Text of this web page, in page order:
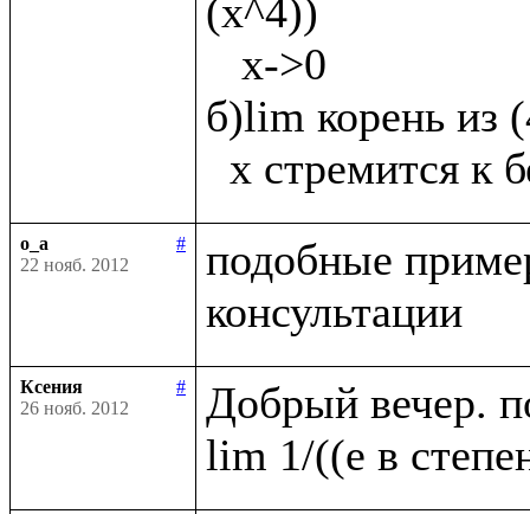
(х^4))
б)lim корень из
o_a
#
22 нояб. 2012
подобные
Ксения
#
26 нояб. 2012
Добрый вечер.